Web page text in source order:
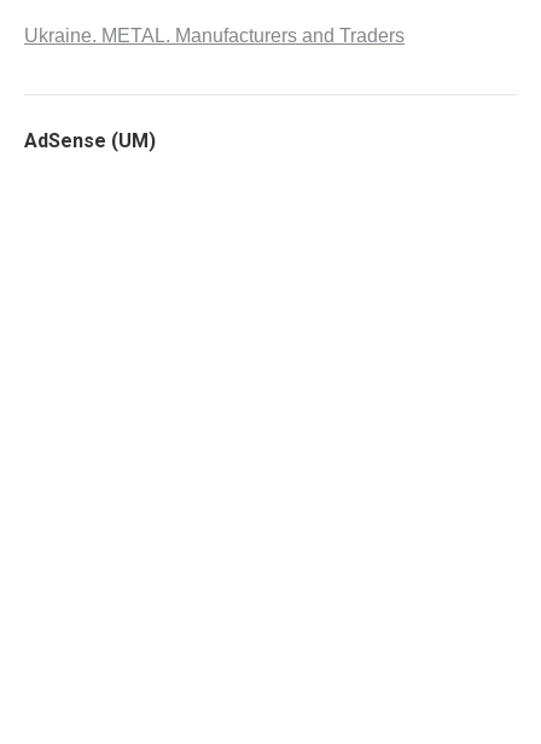
Ukraine. METAL. Manufacturers and Traders
AdSense (UM)